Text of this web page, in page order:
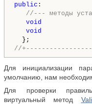
public :
//--- методы
void
void
//
Для инициализации
умолчанию, нам
Для проверки
виртуальный метод